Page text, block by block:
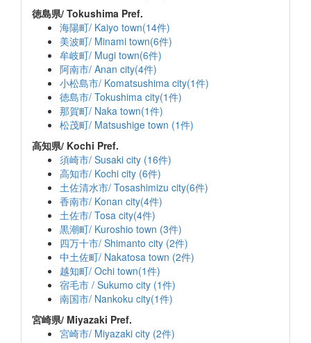
徳島県/ Tokushima Pref.
海陽町/ Kaiyo town(14件)
美波町/ Minami town(6件)
牟岐町/ Mugi town(6件)
阿南市/ Anan city(4件)
小松島市/ Komatsushima city(1件)
徳島市/ Tokushima city(1件)
那賀町/ Naka town(1件)
松茂町/ Matsushige town (1件)
高知県/ Kochi Pref.
須崎市/ Susaki city (16件)
高知市/ Kochi city (6件)
土佐清水市/ Tosashimizu city(6件)
香南市/ Konan city(4件)
土佐市/ Tosa city(4件)
黒潮町/ Kuroshio town (3件)
四万十市/ Shimanto city (2件)
中土佐町/ Nakatosa town (2件)
越知町/ Ochi town(1件)
宿毛市 / Sukumo city (1件)
南国市/ Nankoku city(1件)
宮崎県/ Miyazaki Pref.
宮崎市/ Miyazaki city (2件)